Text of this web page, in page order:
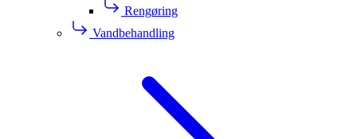
Rengøring
Vandbehandling